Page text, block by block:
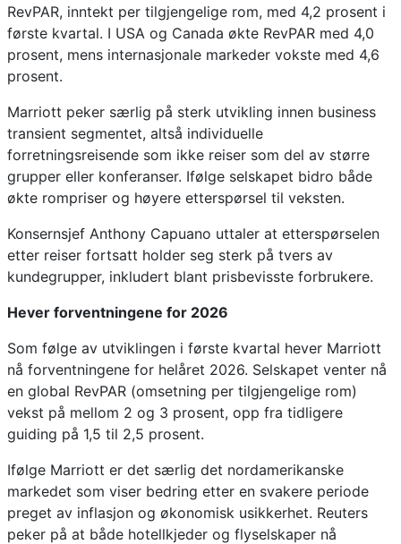
RevPAR, inntekt per tilgjengelige rom, med 4,2 prosent i
første kvartal. I USA og Canada økte RevPAR med 4,0
prosent, mens internasjonale markeder vokste med 4,6
prosent.
Marriott peker særlig på sterk utvikling innen business
transient segmentet, altså individuelle
forretningsreisende som ikke reiser som del av større
grupper eller konferanser. Ifølge selskapet bidro både
økte rompriser og høyere etterspørsel til veksten.
Konsernsjef Anthony Capuano uttaler at etterspørselen
etter reiser fortsatt holder seg sterk på tvers av
kundegrupper, inkludert blant prisbevisste forbrukere.
Hever forventningene for 2026
Som følge av utviklingen i første kvartal hever Marriott
nå forventningene for helåret 2026. Selskapet venter nå
en global RevPAR (omsetning per tilgjengelige rom)
vekst på mellom 2 og 3 prosent, opp fra tidligere
guiding på 1,5 til 2,5 prosent.
Ifølge Marriott er det særlig det nordamerikanske
markedet som viser bedring etter en svakere periode
preget av inflasjon og økonomisk usikkerhet. Reuters
peker på at både hotellkjeder og flyselskaper nå